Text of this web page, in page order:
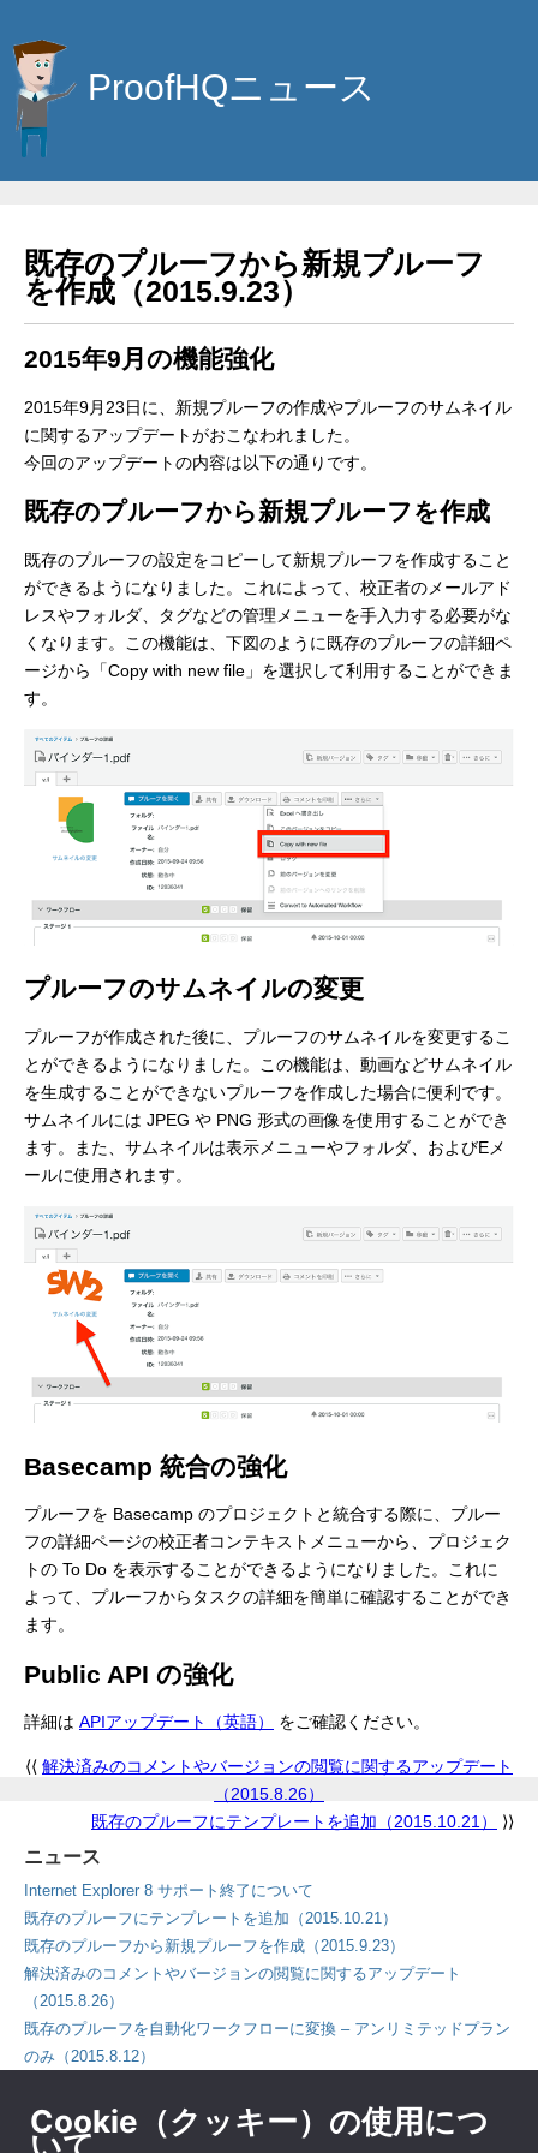
ProofHQニュース
既存のプルーフから新規プルーフ
を作成（2015.9.23）
2015年9月の機能強化
2015年9月23日に、新規プルーフの作成やプルーフのサムネイル
に関するアップデートがおこなわれました。
今回のアップデートの内容は以下の通りです。
既存のプルーフから新規プルーフを作成
既存のプルーフの設定をコピーして新規プルーフを作成すること
ができるようになりました。これによって、校正者のメールアド
レスやフォルダ、タグなどの管理メニューを手入力する必要がな
くなります。この機能は、下図のように既存のプルーフの詳細ペ
ージから「Copy with new file」を選択して利用することができま
す。
プルーフのサムネイルの変更
プルーフが作成された後に、プルーフのサムネイルを変更するこ
とができるようになりました。この機能は、動画などサムネイル
を生成することができないプルーフを作成した場合に便利です。
サムネイルには JPEG や PNG 形式の画像を使用することができ
ます。また、サムネイルは表示メニューやフォルダ、およびEメ
ールに使用されます。
Basecamp 統合の強化
プルーフを Basecamp のプロジェクトと統合する際に、プルー
フの詳細ページの校正者コンテキストメニューから、プロジェク
トの To Do を表示することができるようになりました。これに
よって、プルーフからタスクの詳細を簡単に確認することができ
ます。
Public API の強化
詳細は APIアップデート（英語） をご確認ください。
⟨⟨ 解決済みのコメントやバージョンの閲覧に関するアップデート
（2015.8.26）
既存のプルーフにテンプレートを追加（2015.10.21）
⟩⟩
ニュース
Internet Explorer 8 サポート終了について
既存のプルーフにテンプレートを追加（2015.10.21）
既存のプルーフから新規プルーフを作成（2015.9.23）
解決済みのコメントやバージョンの閲覧に関するアップデート
（2015.8.26）
既存のプルーフを自動化ワークフローに変換 – アンリミテッドプラン
のみ（2015.8.12）
Adobe Flash Player について（2015.7.10）
コメントフィルタリングのオプション（2015.5.27）
Cookie（クッキー）の使用につ
いて